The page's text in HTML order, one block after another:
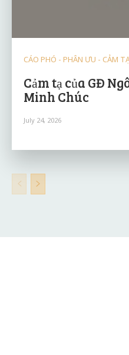
CÁO PHÓ - PHÂN ƯU - CẢM
Cảm tạ của GĐ
Minh Chúc
July 24, 2026